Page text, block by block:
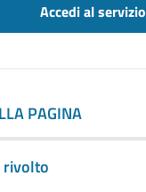
Accedi al servizio
PAGINA
rivolto